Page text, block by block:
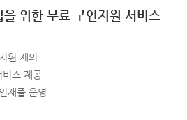
위한 무료 구인지원 서비스
원 제의
비스 제공
재풀 운영